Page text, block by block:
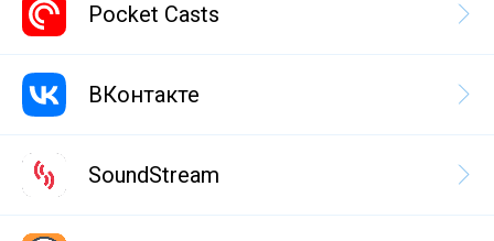
Pocket Casts
ВКонтакте
SoundStream